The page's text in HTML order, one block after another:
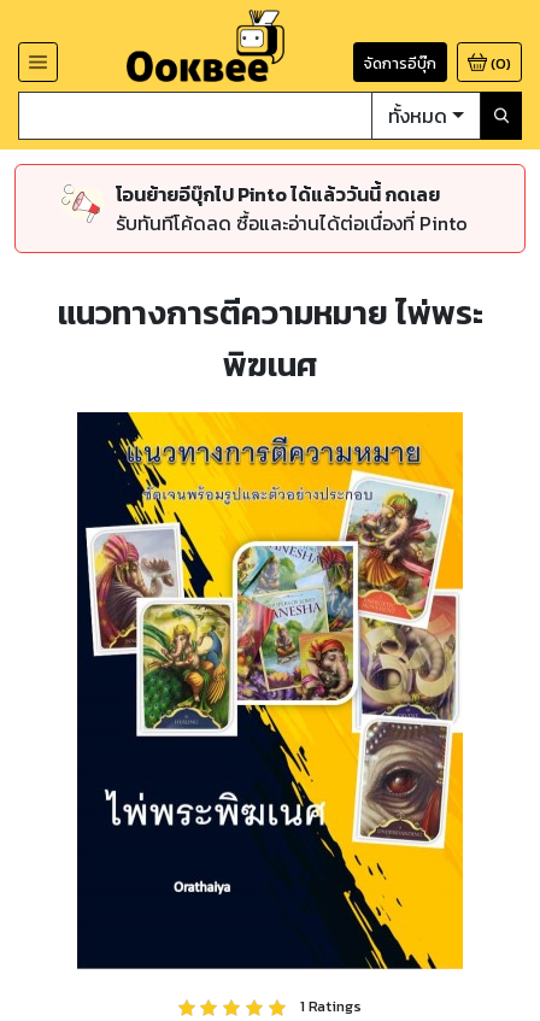
จัดการอีบุ๊ก (0)
ทั้งหมด
โอนย้ายอีบุ๊กไป Pinto ได้แล้ววันนี้ กดเลย
รับทันทีโค้ดลด ซื้อและอ่านได้ต่อเนื่องที่ Pinto
แนวทางการตีความหมาย ไพ่พระ
พิฆเนศ
1Ratings